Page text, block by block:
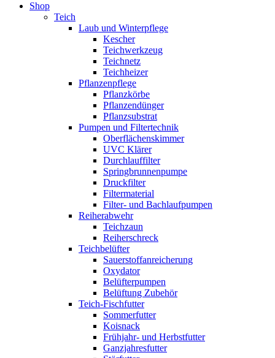
Shop
Teich
Laub und Winterpflege
Kescher
Teichwerkzeug
Teichnetz
Teichheizer
Pflanzenpflege
Pflanzkörbe
Pflanzendünger
Pflanzsubstrat
Pumpen und Filtertechnik
Oberflächenskimmer
UVC Klärer
Durchlauffilter
Springbrunnenpumpe
Druckfilter
Filtermaterial
Filter- und Bachlaufpumpen
Reiherabwehr
Teichzaun
Reiherschreck
Teichbelüfter
Sauerstoffanreicherung
Oxydator
Belüfterpumpen
Belüftung Zubehör
Teich-Fischfutter
Sommerfutter
Koisnack
Frühjahr- und Herbstfutter
Ganzjahresfutter